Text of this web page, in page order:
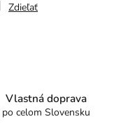
Zdieľať
Vlastná doprava
po celom Slovensku